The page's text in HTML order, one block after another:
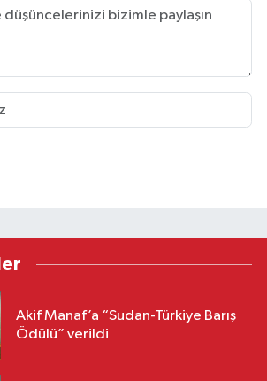
Akif Manaf’a “Sudan-Türkiye Barış
Ödülü” verildi